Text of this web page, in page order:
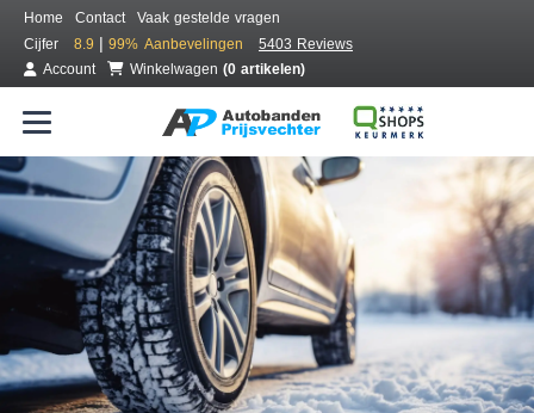
Home Contact
Vaak gestelde vragen
Cijfer
8.9 | 99% Aanbevelingen
5403 Reviews
Account
Winkelwagen (0 artikelen)
Bestel voordelig winterbanden
Gratis bezorgd of montage bij jou in de buurt
Seizoen:
Merken: